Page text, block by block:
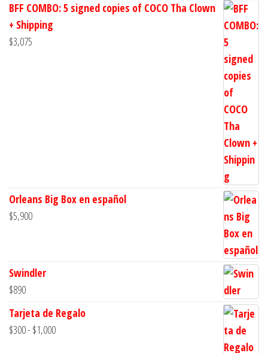
BFF COMBO: 5 signed copies of COCO Tha Clown
+ Shipping
$3,075
Orleans Big Box en español
$5,900
Swindler
$890
Tarjeta de Regalo
$300- $1,000Rango